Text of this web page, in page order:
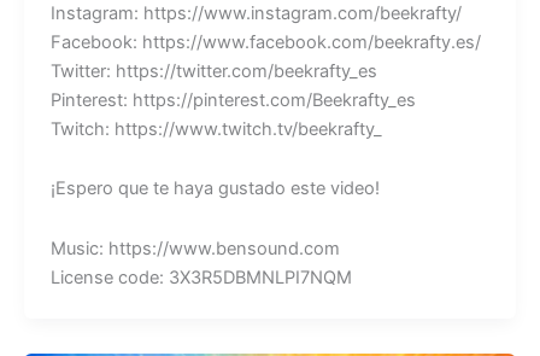
Instagram: https://www.instagram.com/beekrafty/
Facebook: https://www.facebook.com/beekrafty.es/
Twitter: https://twitter.com/beekrafty_es
Pinterest: https://pinterest.com/Beekrafty_es
Twitch: https://www.twitch.tv/beekrafty_
¡Espero que te haya gustado este video!
Music: https://www.bensound.com
License code: 3X3R5DBMNLPI7NQM